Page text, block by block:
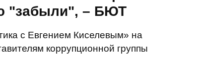
"забыли", – БЮТ
с Евгением Киселевым» на
коррупционной группы